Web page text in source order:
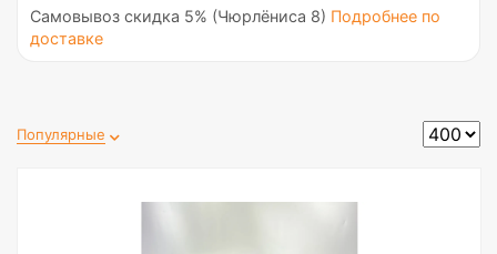
Самовывоз скидка 5% (Чюрлёниса 8) Подробнее по
доставке
Популярные